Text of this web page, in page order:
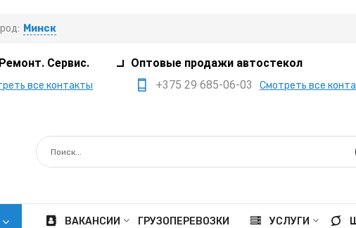
Минск
Сервис.
все контакты
Оптовые продажи автостекол
+375 29 685-06-03
Смотреть все
+375 29 385-05-03
+375 29 559-41-21
Минск, переулок
ВАКАНСИИ ГРУЗОПЕРЕВОЗКИ УСЛУГИ